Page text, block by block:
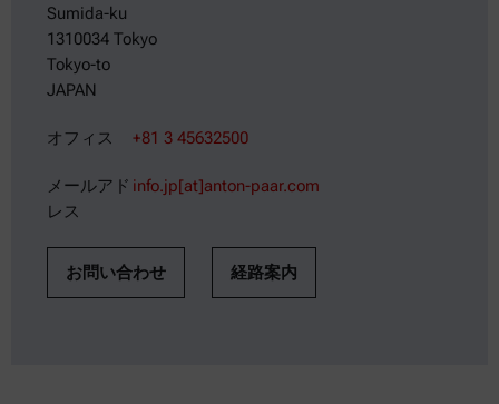
Sumida-ku
1310034 Tokyo
Tokyo-to
JAPAN
オフィス +81 3 45632500
メールアド
レス
info.jp[at]anton-paar.com
お問い合わせ 経路案内